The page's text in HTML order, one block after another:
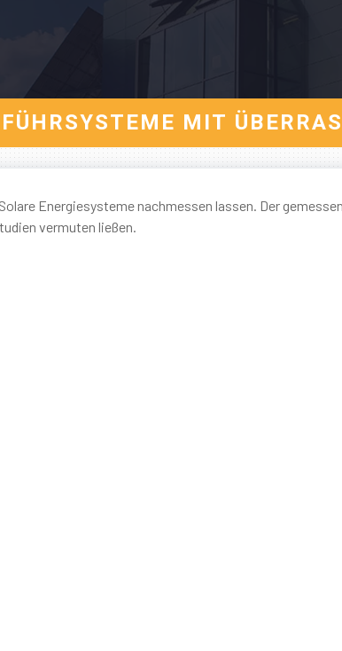
MIT
Energiesysteme nachmessen lassen. Der
vermuten ließen.